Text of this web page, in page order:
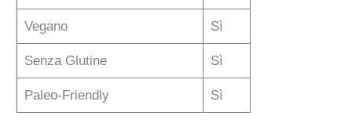
Vegano Sì
Senza Glutine Sì
Paleo-Friendly Sì